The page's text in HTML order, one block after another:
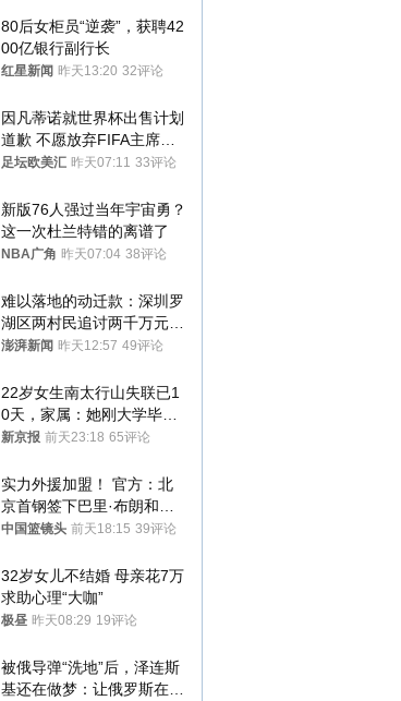
80后女柜员“逆袭”，获聘42
00亿银行副行长
红星新闻 昨天13:20 32评论
因凡蒂诺就世界杯出售计划
道歉 不愿放弃FIFA主席职
位
足坛欧美汇 昨天07:11 33评论
新版76人强过当年宇宙勇？
这一次杜兰特错的离谱了
NBA广角 昨天07:04 38评论
难以落地的动迁款：深圳罗
湖区两村民追讨两千万元动
迁款八年未果
澎湃新闻 昨天12:57 49评论
22岁女生南太行山失联已1
0天，家属：她刚大学毕业
想到山里旅行
新京报 前天23:18 65评论
实力外援加盟！ 官方：北
京首钢签下巴里·布朗和桑
普森
中国篮镜头 前天18:15 39评论
32岁女儿不结婚 母亲花7万
求助心理“大咖”
极昼 昨天08:29 19评论
被俄导弹“洗地”后，泽连斯
基还在做梦：让俄罗斯在冬